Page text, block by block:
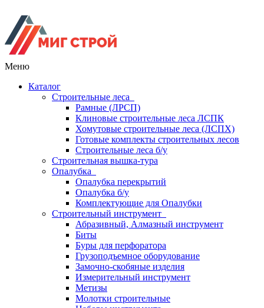
Меню
Каталог
Строительные леса
Рамные (ЛРСП)
Клиновые строительные леса ЛСПК
Хомутовые строительные леса (ЛСПХ)
Готовые комплекты строительных лесов
Строительные леса б/у
Строительная вышка-тура
Опалубка
Опалубка перекрытий
Опалубка б/у
Комплектующие для Опалубки
Строительный инструмент
Абразивный, Алмазный инструмент
Биты
Буры для перфоратора
Грузоподъемное оборудование
Замочно-скобяные изделия
Измерительный инструмент
Метизы
Молотки строительные